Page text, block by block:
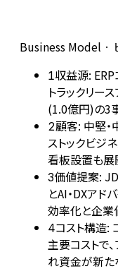
Business Model ·
1収益源: ERP
トラックリー
(1.0億円)の3
2顧客: 中堅・
ストックビジ
看板設置も展
3価値提案:
とAI・DXア
効率化と企業
4コスト構造:
主要コストで
れ資金が新た